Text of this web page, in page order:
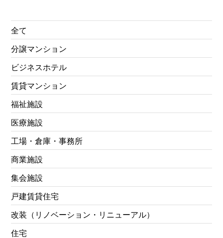
全て
分譲マンション
ビジネスホテル
賃貸マンション
福祉施設
医療施設
工場・倉庫・事務所
商業施設
集会施設
戸建賃貸住宅
改装（リノベーション・リニューアル）
住宅